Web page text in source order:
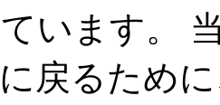
います。
戻るため